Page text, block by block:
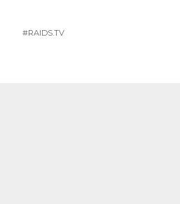
#RAIDS.TV